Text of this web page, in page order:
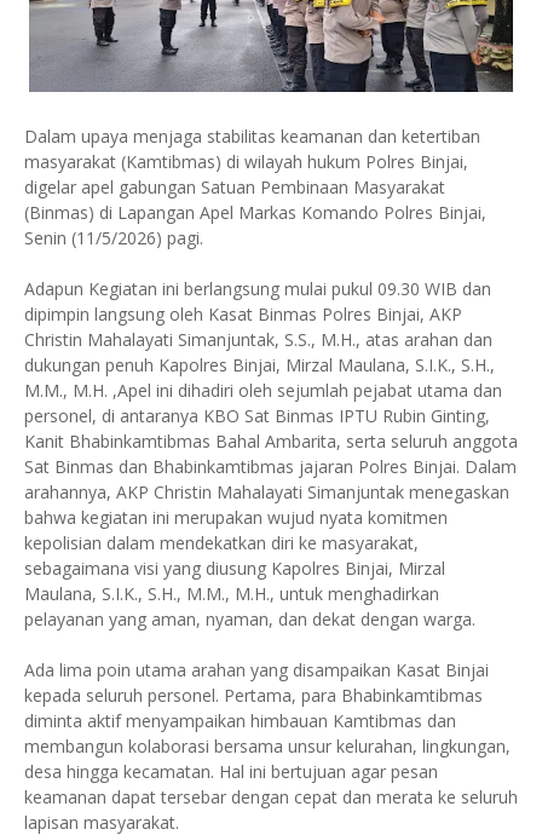
Dalam upaya menjaga stabilitas keamanan dan ketertiban
masyarakat (Kamtibmas) di wilayah hukum Polres Binjai,
digelar apel gabungan Satuan Pembinaan Masyarakat
(Binmas) di Lapangan Apel Markas Komando Polres Binjai,
Senin (11/5/2026) pagi.
Adapun Kegiatan ini berlangsung mulai pukul 09.30 WIB dan
dipimpin langsung oleh Kasat Binmas Polres Binjai, AKP
Christin Mahalayati Simanjuntak, S.S., M.H., atas arahan dan
dukungan penuh Kapolres Binjai, Mirzal Maulana, S.I.K., S.H.,
M.M., M.H. ,Apel ini dihadiri oleh sejumlah pejabat utama dan
personel, di antaranya KBO Sat Binmas IPTU Rubin Ginting,
Kanit Bhabinkamtibmas Bahal Ambarita, serta seluruh anggota
Sat Binmas dan Bhabinkamtibmas jajaran Polres Binjai. Dalam
arahannya, AKP Christin Mahalayati Simanjuntak menegaskan
bahwa kegiatan ini merupakan wujud nyata komitmen
kepolisian dalam mendekatkan diri ke masyarakat,
sebagaimana visi yang diusung Kapolres Binjai, Mirzal
Maulana, S.I.K., S.H., M.M., M.H., untuk menghadirkan
pelayanan yang aman, nyaman, dan dekat dengan warga.
Ada lima poin utama arahan yang disampaikan Kasat Binjai
kepada seluruh personel. Pertama, para Bhabinkamtibmas
diminta aktif menyampaikan himbauan Kamtibmas dan
membangun kolaborasi bersama unsur kelurahan, lingkungan,
desa hingga kecamatan. Hal ini bertujuan agar pesan
keamanan dapat tersebar dengan cepat dan merata ke seluruh
lapisan masyarakat.